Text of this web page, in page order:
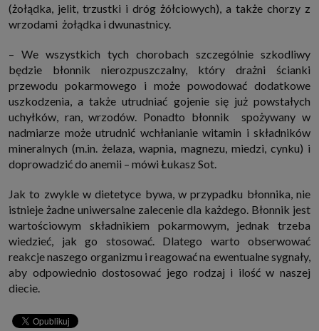
(żołądka, jelit, trzustki i dróg żółciowych), a także chorzy z
wrzodami żołądka i dwunastnicy.
– We wszystkich tych chorobach szczególnie szkodliwy
będzie błonnik nierozpuszczalny, który drażni ścianki
przewodu pokarmowego i może powodować dodatkowe
uszkodzenia, a także utrudniać gojenie się już powstałych
uchyłków, ran, wrzodów. Ponadto błonnik spożywany w
nadmiarze może utrudnić wchłanianie witamin i składników
mineralnych (m.in. żelaza, wapnia, magnezu, miedzi, cynku) i
doprowadzić do anemii – mówi Łukasz Sot.
Jak to zwykle w dietetyce bywa, w przypadku błonnika, nie
istnieje żadne uniwersalne zalecenie dla każdego. Błonnik jest
wartościowym składnikiem pokarmowym, jednak trzeba
wiedzieć, jak go stosować. Dlatego warto obserwować
reakcje naszego organizmu i reagować na ewentualne sygnały,
aby odpowiednio dostosować jego rodzaj i ilość w naszej
diecie.